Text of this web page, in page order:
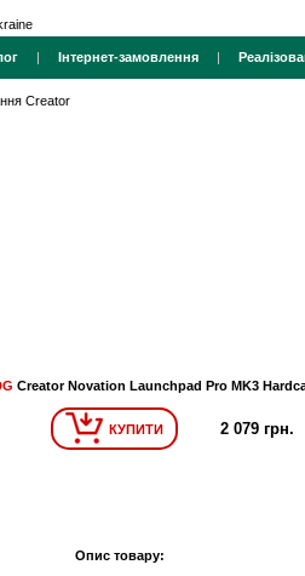
| Інтернет-замовлення |
Creator
Creator Novation Launchpad Pro MK3
КУПИТИ 2 079 грн.
Опис товару: